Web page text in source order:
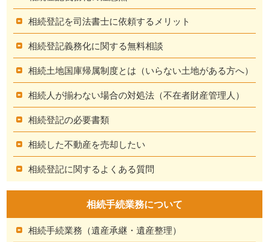
相続登記を司法書士に依頼するメリット
相続登記義務化に関する無料相談
相続土地国庫帰属制度とは（いらない土地がある方へ）
相続人が揃わない場合の対処法（不在者財産管理人）
相続登記の必要書類
相続した不動産を売却したい
相続登記に関するよくある質問
相続手続業務について
相続手続業務（遺産承継・遺産整理）